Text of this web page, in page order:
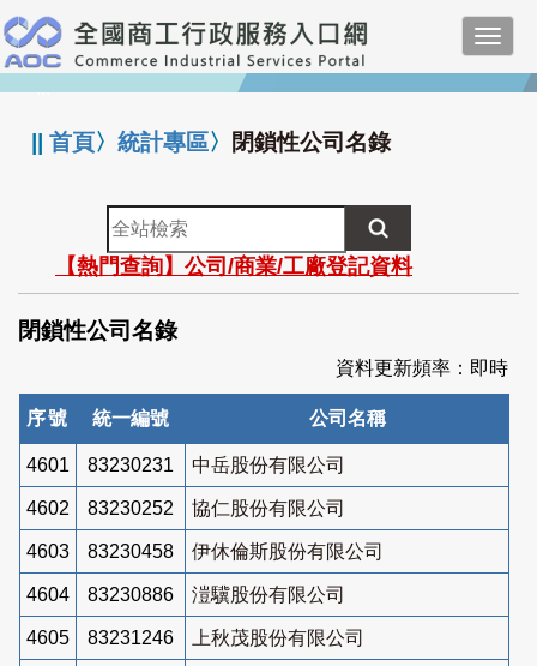
跳
到
主
要
:::
||首頁〉統計專區〉 閉鎖性公司名錄
全
站
檢
索
【熱門查詢】公司/商業/工廠登記資料
閉鎖性公司名錄
資料更新頻率：即時
序號 統一編號 公司名稱
4601 83230231 中岳股份有限公司
4602 83230252 協仁股份有限公司
4603 83230458 伊休倫斯股份有限公司
4604 83230886 溰驥股份有限公司
4605 83231246 上秋茂股份有限公司